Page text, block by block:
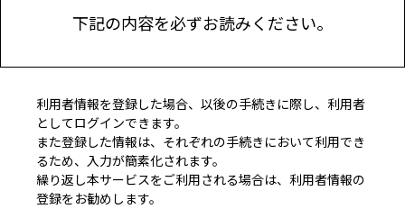
下記の内容を必ずお読みください。
利用者情報を登録した場合、以後の手続きに際し、利用者
としてログインできます。
また登録した情報は、それぞれの手続きにおいて利用でき
るため、入力が簡素化されます。
繰り返し本サービスをご利用される場合は、利用者情報の
登録をお勧めします。